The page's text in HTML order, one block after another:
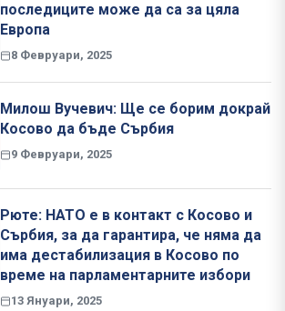
последиците може да са за цяла
Европа
8 Февруари, 2025
Милош Вучевич: Ще се борим докрай
Косово да бъде Сърбия
9 Февруари, 2025
Рюте: НАТО е в контакт с Косово и
Сърбия, за да гарантира, че няма да
има дестабилизация в Косово по
време на парламентарните избори
13 Януари, 2025